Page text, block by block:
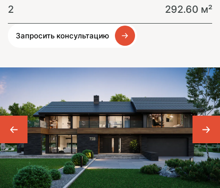
2 292.60 м²
Запросить консультацию